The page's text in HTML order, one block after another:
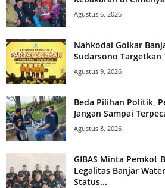
Agustus 6, 2026
Nahkodai Golkar
Sudarsono Targetkan
Agustus 9, 2026
Beda Pilihan Politik,
Jangan Sampai
Agustus 8, 2026
GIBAS Minta Pemkot
Legalitas Banjar
Status...